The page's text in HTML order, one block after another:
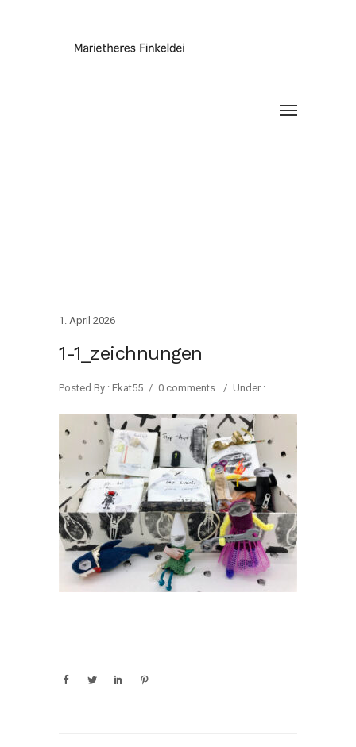
1. April 2026
1-1_zeichnungen
Posted By : Ekat55 / 0 comments / Under :